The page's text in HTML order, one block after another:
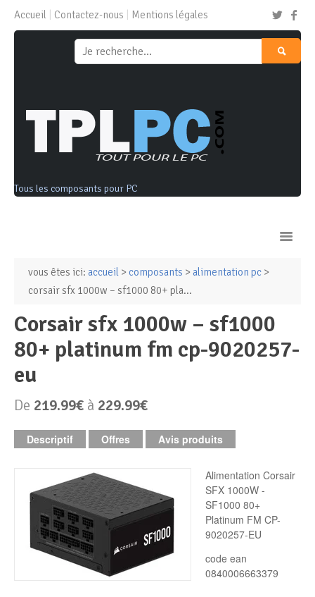
Accueil Contactez-nous Mentions légales
Tous les composants pour PC
Ordinateurs & Tablettes
PC de bureau
PC en kit
Barebone
Carte mère
Mémoire PC
Mémoire Notebook
Périphériques & Réseaux
Imprimante
Réseaux
vous êtes ici: accueil > composants > alimentation pc >
corsair sfx 1000w – sf1000 80+ pla...
corsair sfx 1000w – sf1000
80+ platinum fm cp-9020257-
eu
De 219.99€ à 229.99€
Descriptif Offres Avis produits
Alimentation Corsair
SFX 1000W -
SF1000 80+
Platinum FM CP-
9020257-EU
code ean
0840006663379